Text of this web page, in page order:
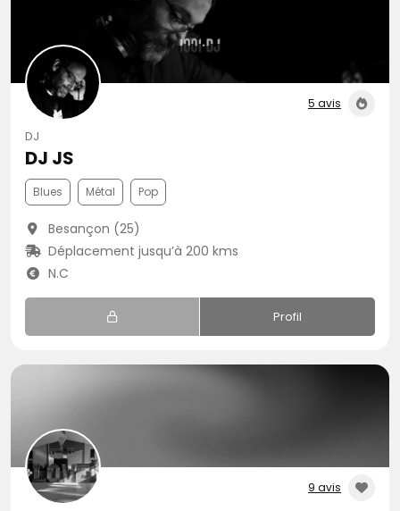
5 avis
DJ
DJ JS
Blues Métal Pop
Besançon (25)
Déplacement jusqu’à 200 kms
N.C
Profil
9 avis